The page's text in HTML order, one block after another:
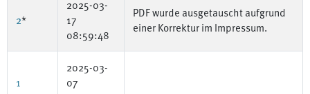
2*
2025-03-
17
08:59:48
PDF wurde ausgetauscht aufgrund
einer Korrektur im Impressum.
1
2025-03-
07